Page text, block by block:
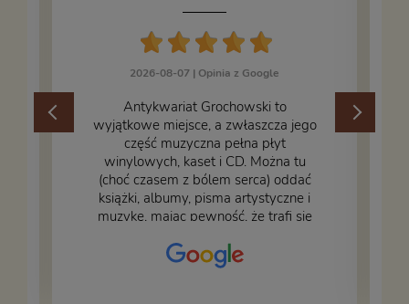
2026-08-07 | Opinia z Google
​Antykwariat Grochowski to
wyjątkowe miejsce, a zwłaszcza jego
część muzyczna pełna płyt
winylowych, kaset i CD. Można tu
(choć czasem z bólem serca) oddać
książki, albumy, pisma artystyczne i
muzykę, mając pewność, że trafi się
– nasze książki w trakcie
przepakowywania. Część oddaliśmy